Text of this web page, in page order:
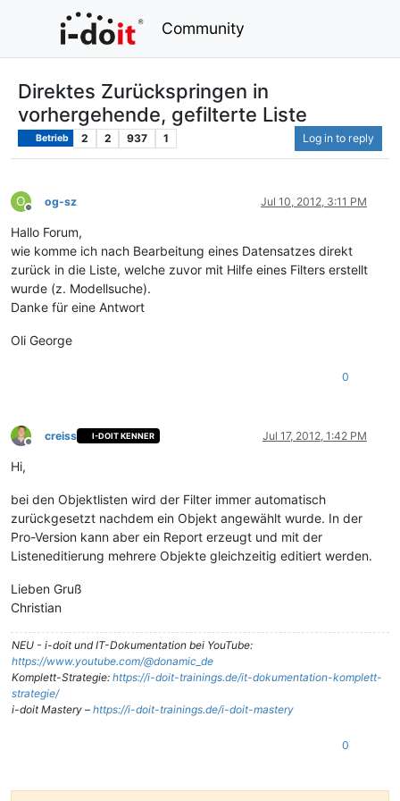
Community
Direktes Zurückspringen in
vorhergehende, gefilterte Liste
Betrieb 2 2 937 1 Log in to reply
O
Offline
og-sz Jul 10, 2012, 3:11 PM
Hallo Forum,
wie komme ich nach Bearbeitung eines Datensatzes direkt
zurück in die Liste, welche zuvor mit Hilfe eines Filters erstellt
wurde (z. Modellsuche).
Danke für eine Antwort
Oli George
0
Offline
creiss I-DOIT KENNER Jul 17, 2012, 1:42 PM
Hi,
bei den Objektlisten wird der Filter immer automatisch
zurückgesetzt nachdem ein Objekt angewählt wurde. In der
Pro-Version kann aber ein Report erzeugt und mit der
Listeneditierung mehrere Objekte gleichzeitig editiert werden.
Lieben Gruß
Christian
NEU - i-doit und IT-Dokumentation bei YouTube:
https://www.youtube.com/@donamic_de
Komplett-Strategie: https://i-doit-trainings.de/it-dokumentation-komplett-
strategie/
i-doit Mastery – https://i-doit-trainings.de/i-doit-mastery
0